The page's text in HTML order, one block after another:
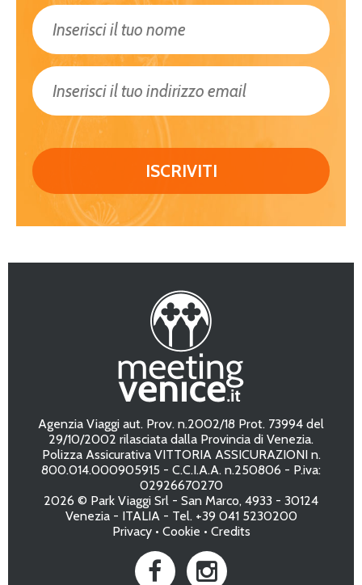
Agenzia Viaggi aut. Prov. n.2002/18 Prot. 73994 del
29/10/2002 rilasciata dalla Provincia di Venezia.
Polizza Assicurativa VITTORIA ASSICURAZIONI n.
800.014.000905915 - C.C.I.A.A. n.250806 - P.iva:
02926670270
2026 © Park Viaggi Srl - San Marco, 4933 - 30124
Venezia - ITALIA - Tel. +39 041 5230200
Privacy• Cookie • Credits